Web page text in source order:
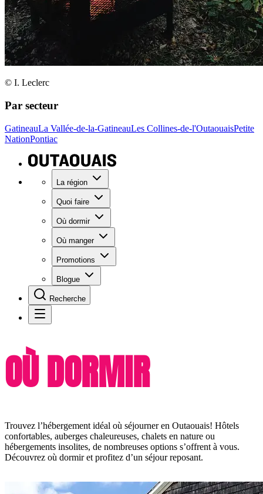
© I. Leclerc
Par secteur
GatineauLa Vallée-de-la-GatineauLes Collines-de-l'OutaouaisPetite
NationPontiac
La région
Quoi faire
Où dormir
Où manger
Promotions
Blogue
Recherche
OÙ DORMIR
Trouvez l’hébergement idéal où séjourner en Outaouais! Hôtels
confortables, auberges chaleureuses, chalets en nature ou
hébergements insolites, de nombreuses options s’offrent à vous.
Découvrez où dormir et profitez d’un séjour reposant.